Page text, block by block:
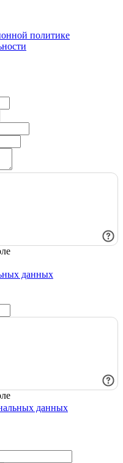
политике
данных
данных